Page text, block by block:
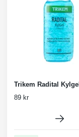
Trikem Radital Kylgel
89 kr